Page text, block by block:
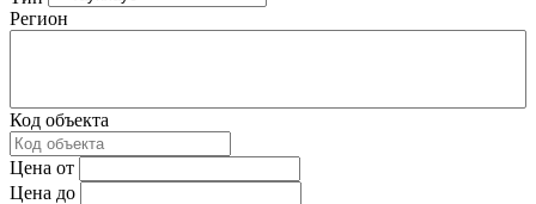
Регион
Код объекта
Цена от
Цена до